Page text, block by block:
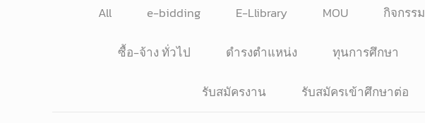
All e-bidding E-Llibrary MOU กิจกรรม
ซื้อ-จ้าง ทั่วไป ดำรงตำแหน่ง ทุนการศึกษา
รับสมัครงาน รับสมัครเข้าศึกษาต่อ